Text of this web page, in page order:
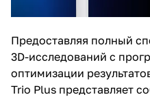
Предоставляя полный
3D-исследований с
оптимизации
Trio Plus представляет